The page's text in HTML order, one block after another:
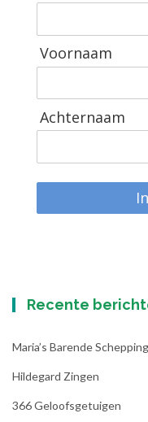
Voornaam
Achternaam
Recente
Maria’s Barende
Hildegard Zingen
366 Geloofsgetuigen